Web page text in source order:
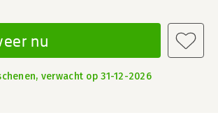
nu
verwacht op 31-12-2026